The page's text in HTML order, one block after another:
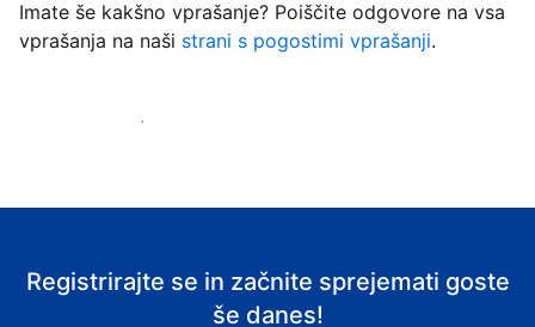
Imate še kakšno vprašanje? Poiščite odgovore na vsa
vprašanja na naši strani s pogostimi vprašanji.
Začni sprejemati goste
Registrirajte se in začnite sprejemati goste
še danes!